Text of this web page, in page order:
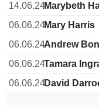
14.06.24Marybeth
06.06.24Mary Harris
06.06.24Andrew
06.06.24Tamara
06.06.24David